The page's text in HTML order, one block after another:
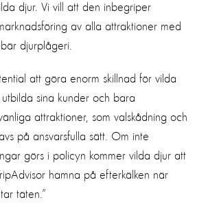
djur. Vi vill att den inbegriper
av alla attraktioner med
djurplågeri.
att göra enorm skillnad för vilda
sina kunder och bara
attraktioner, som valskådning och
på ansvarsfulla sätt. Om inte
görs i policyn kommer vilda djur att
hamna på efterkälken när
täten.”